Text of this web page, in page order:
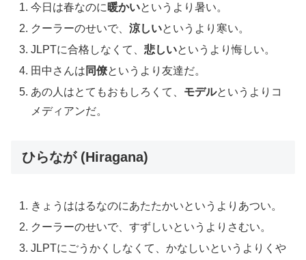
今日は春なのに 暖かいというより暑い。
クーラーのせいで、涼しいというより寒い。
JLPTに合格しなくて、悲しいというより悔しい。
田中さんは 同僚というより友達だ。
あの人はとてもおもしろくて、 モデルというよりコ
メディアンだ。
ひらなが (Hiragana)
きょうははるなのにあたたかいというよりあつい。
クーラーのせいで、すずしいというよりさむい。
JLPTにごうかくしなくて、かなしいというよりくや